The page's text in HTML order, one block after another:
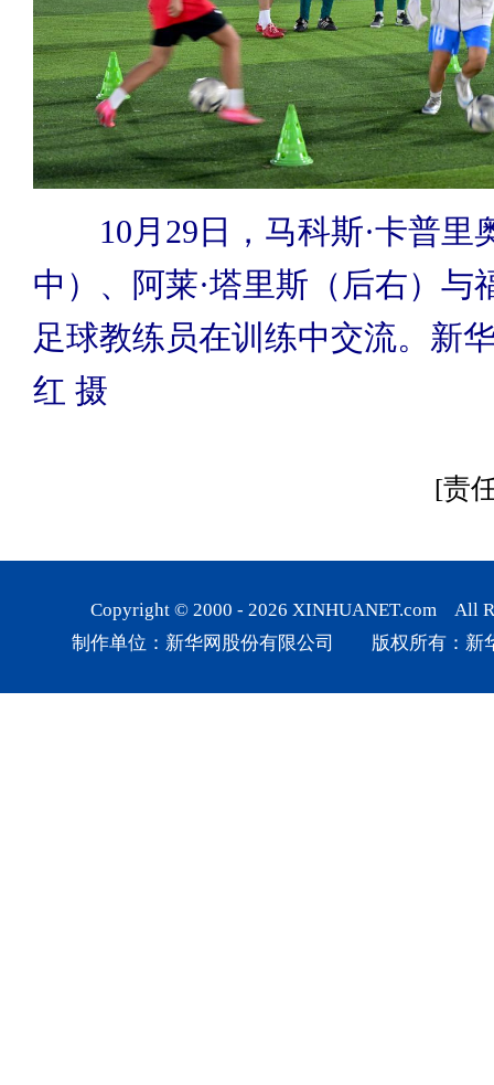
10月29日，马科斯·卡普里
中）、阿莱·塔里斯（后右）与
足球教练员在训练中交流。新
红 摄
[责
Copyright © 2000 - 2026 XINHUANET.com All
制作单位：新华网股份有限公司 版权所有：新